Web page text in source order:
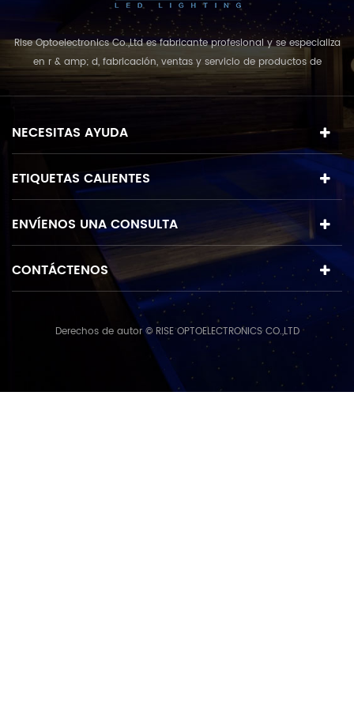
Rise Optoelectronics Co.,Ltd es fabricante profesional y se especializa
en r & amp; d, fabricación, ventas y servicio de productos de
iluminación led, con una amplia variedad de unidades de
iluminación para uso residencial, comercial y de paisaje. con el
destacado", que combina u...
NECESITAS AYUDA
ETIQUETAS CALIENTES
ENVÍENOS UNA CONSULTA
CONTÁCTENOS
Derechos de autor © RISE OPTOELECTRONICS CO.,LTD